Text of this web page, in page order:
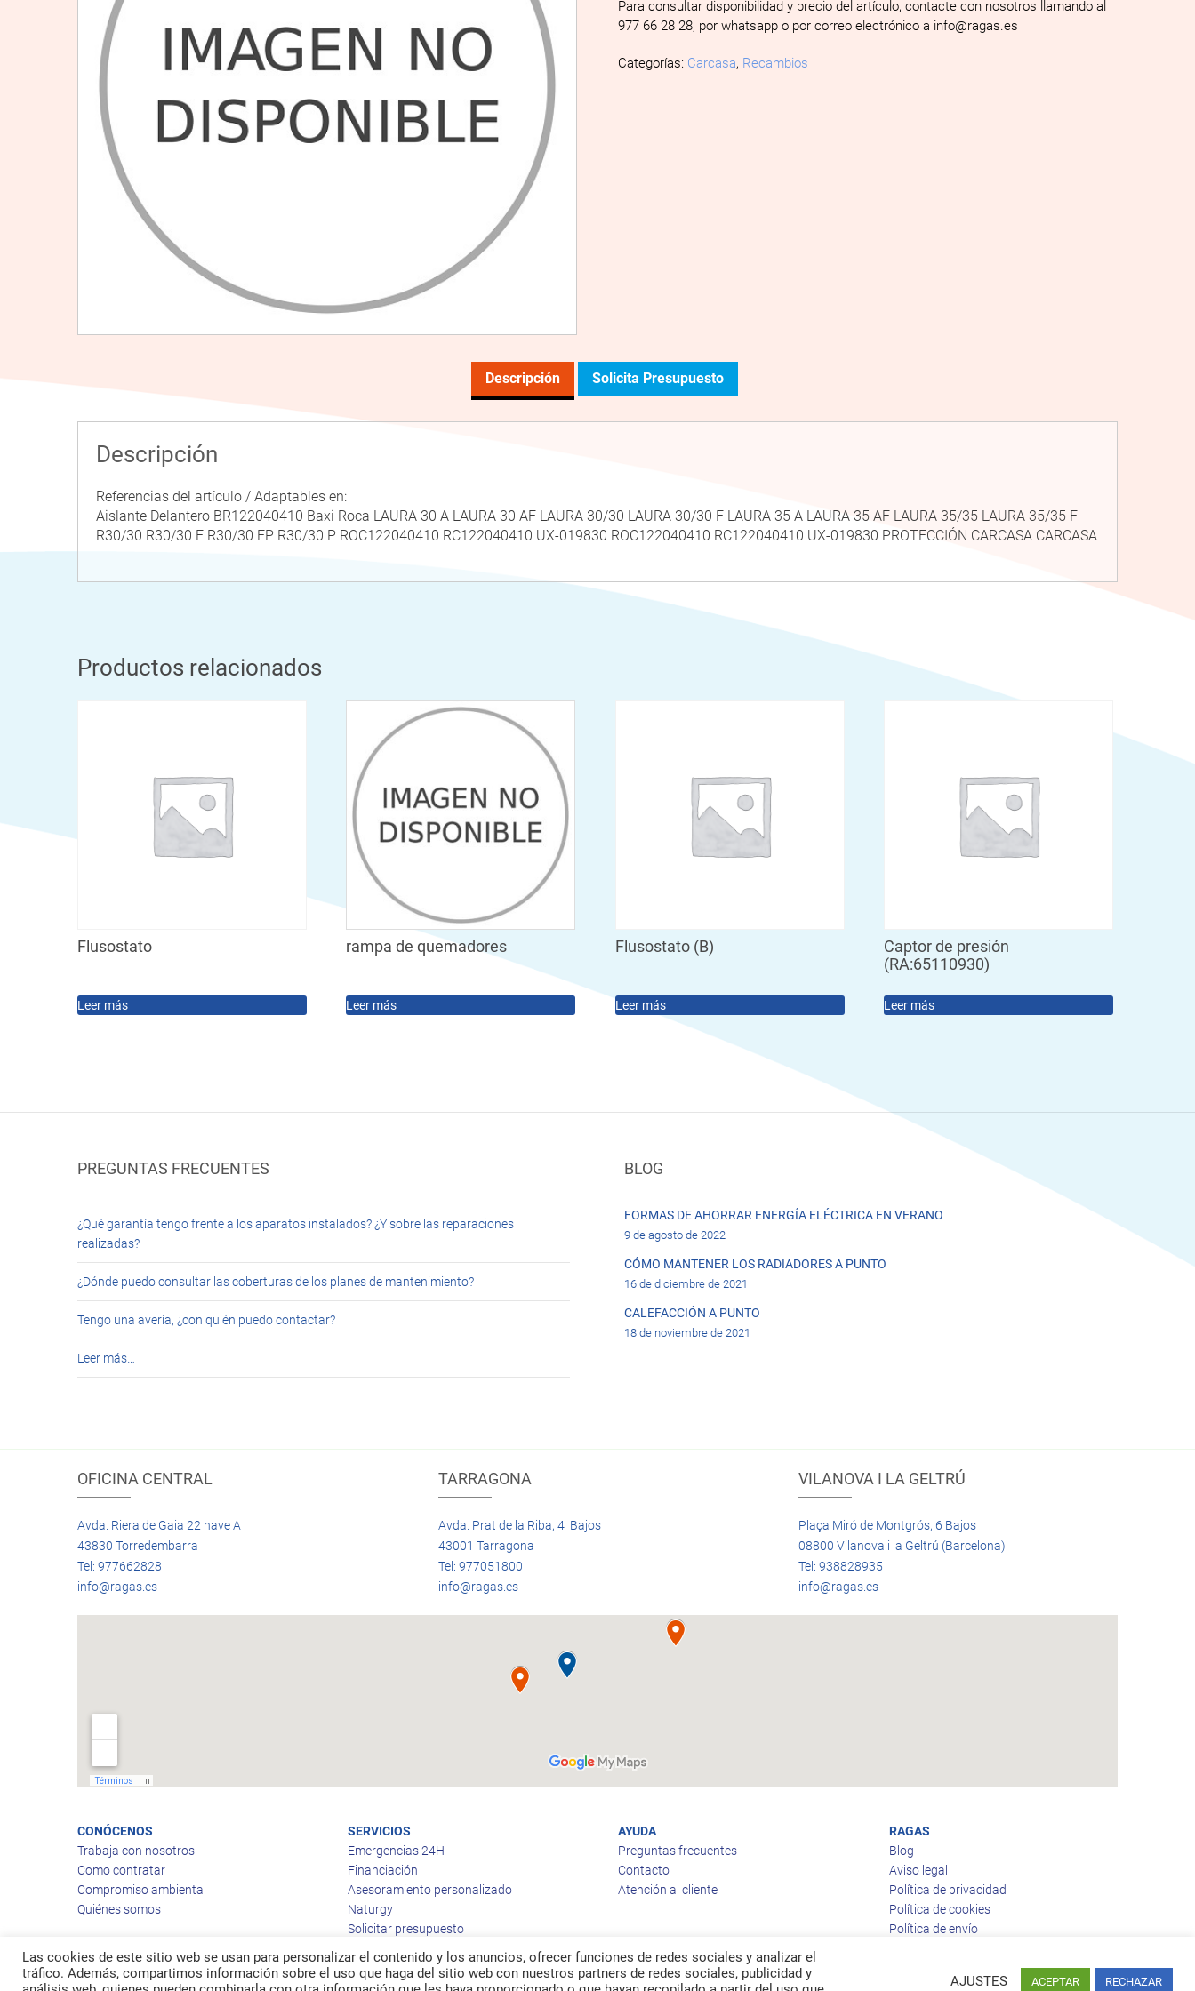
Para consultar disponibilidad y precio del artículo, contacte con nosotros llamando al
977 66 28 28, por whatsapp o por correo electrónico a info@ragas.es
Categorías: Carcasa, Recambios
Descripción Solicita Presupuesto
Descripción
Referencias del artículo / Adaptables en:
Aislante Delantero BR122040410 Baxi Roca LAURA 30 A LAURA 30 AF LAURA 30/30 LAURA 30/30 F LAURA 35 A LAURA 35 AF LAURA 35/35 LAURA 35/35 F
R30/30 R30/30 F R30/30 FP R30/30 P ROC122040410 RC122040410 UX-019830 ROC122040410 RC122040410 UX-019830 PROTECCIÓN CARCASA CARCASA
Productos relacionados
Flusostato
Leer más
rampa de quemadores
Leer más
Flusostato (B)
Leer más
Captor de presión
(RA:65110930)
Leer más
PREGUNTAS FRECUENTES
¿Qué garantía tengo frente a los aparatos instalados? ¿Y sobre las reparaciones
realizadas?
¿Dónde puedo consultar las coberturas de los planes de mantenimiento?
Tengo una avería, ¿con quién puedo contactar?
Leer más…
BLOG
FORMAS DE AHORRAR ENERGÍA ELÉCTRICA EN VERANO
9 de agosto de 2022
CÓMO MANTENER LOS RADIADORES A PUNTO
16 de diciembre de 2021
CALEFACCIÓN A PUNTO
18 de noviembre de 2021
OFICINA CENTRAL
Avda. Riera de Gaia 22 nave A
43830 Torredembarra
Tel: 977662828
info@ragas.es
TARRAGONA
Avda. Prat de la Riba, 4 Bajos
43001 Tarragona
Tel: 977051800
info@ragas.es
VILANOVA I LA GELTRÚ
Plaça Miró de Montgrós, 6 Bajos
08800 Vilanova i la Geltrú (Barcelona)
Tel: 938828935
info@ragas.es
CONÓCENOS
Trabaja con nosotros
Como contratar
Compromiso ambiental
Quiénes somos
SERVICIOS
Emergencias 24H
Financiación
Asesoramiento personalizado
Naturgy
Solicitar presupuesto
AYUDA
Preguntas frecuentes
Contacto
Atención al cliente
RAGAS
Blog
Aviso legal
Política de privacidad
Política de cookies
Política de envío
Las cookies de este sitio web se usan para personalizar el contenido y los anuncios, ofrecer funciones de redes sociales y analizar el
tráfico. Además, compartimos información sobre el uso que haga del sitio web con nuestros partners de redes sociales, publicidad y
AJUSTES ACEPTAR RECHAZAR